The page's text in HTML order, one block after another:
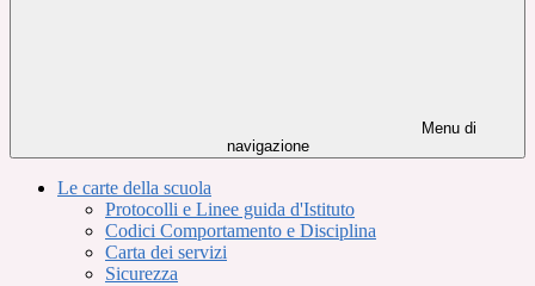
Menu di
navigazione
Le carte della scuola
Protocolli e Linee guida d'Istituto
Codici Comportamento e Disciplina
Carta dei servizi
Sicurezza